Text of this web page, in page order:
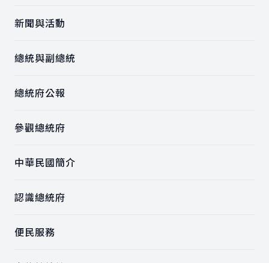
新聞與活動
總統與副總統
總統府公報
參觀總統府
中華民國簡介
認識總統府
便民服務